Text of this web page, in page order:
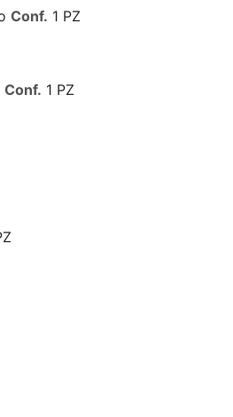
Conf. 1 PZ
Conf. 1 PZ